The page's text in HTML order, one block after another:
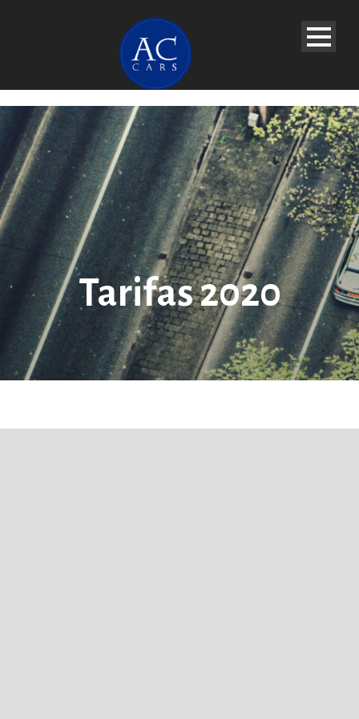
Tarifas 2020